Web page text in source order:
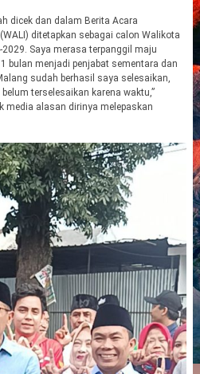
dicek dan dalam Berita Acara
ditetapkan sebagai calon Walikota
Saya merasa terpanggil maju
bulan menjadi penjabat sementara dan
sudah berhasil saya selesaikan,
terselesaikan karena waktu,”
media alasan dirinya melepaskan